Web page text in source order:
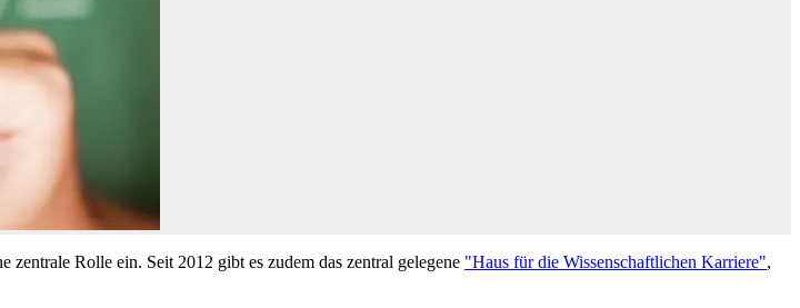
Rolle ein. Seit 2012 gibt es zudem das zentral gelegene "Haus für die Wissenschaftlichen Karriere",